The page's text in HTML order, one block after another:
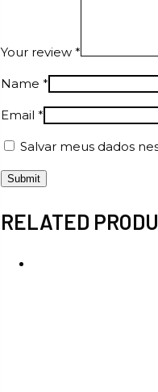
Your review *
Name *
Email *
Salvar meus dados
RELATED